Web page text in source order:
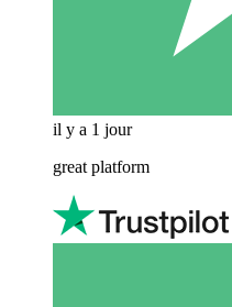
il y a 1 jour
great platform